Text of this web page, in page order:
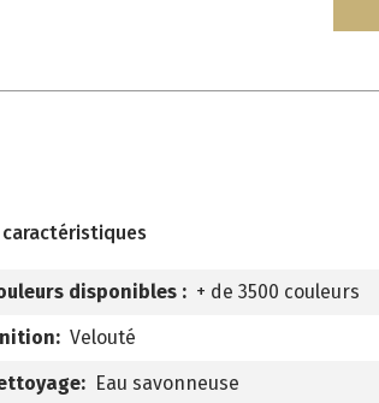
caractéristiques
disponibles : + de 3500 couleurs
Velouté
Eau savonneuse